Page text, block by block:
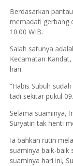
Berdasarkan
memadati gerbang
10.00 WIB.
Salah satunya
Kecamatan
hari.
“Habis Subuh
tadi sekitar pukul
Selama suaminya,
Suryatin tak henti
Ia bahkan rutin
suaminya baik-baik
suaminya hari ini,